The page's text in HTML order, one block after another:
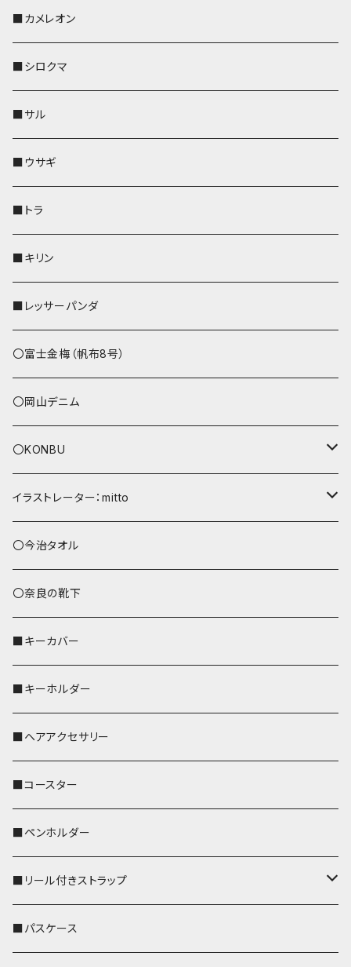
その他
靴下・ミニタオル
その他
スマホケース
財布
靴下・ミニタオル
その他
靴下・ミニタオル
財布
その他
レザートレイ
財布
靴下・ミニタオル
その他
KONBU
AppleWatchバンド
ペットボトルホルダー
ペンホルダー
靴下・ミニタオル
財布
その他
ペットボトルホルダー
AppleWatchバンド
財布
その他
キーケース
名刺入れ・カードケース
AppleWatchバンド
財布
ペンホルダー
IDカードケース
ペットボトルホルダー
その他
リール付きストラップ
リールのみ
ストラップ付
名刺入れ
AppleWatchバンド
メガネケース
財布
メガネケース
リール付きストラップ
リールのみ
ストラップ付
ペットボトルホルダー
キーケース
ペンホルダー
AppleWatchバンド
L字ファスナー財布
その他
メガネケース
名刺入れ
財布
Apple Watchバンド
■カメレオン
■シロクマ
■サル
■ウサギ
■トラ
■キリン
■レッサーパンダ
〇富士金梅（帆布8号）
〇岡山デニム
〇KONBU
ショルダーバッグ
あずまバッグ
トートバッグ（L）
バッグインバッグ
イラストレーター：mitto
シマエナガ
ハシビロコウ
オカメインコ
歌うオカメちゃん
おかめ３兄弟
セキセイインコ
文鳥
鹿
ペンギン
〇今治タオル
〇奈良の靴下
■キーカバー
■キーホルダー
■ヘアアクセサリー
■コースター
■ペンホルダー
■リール付きストラップ
リールのみ
■パスケース